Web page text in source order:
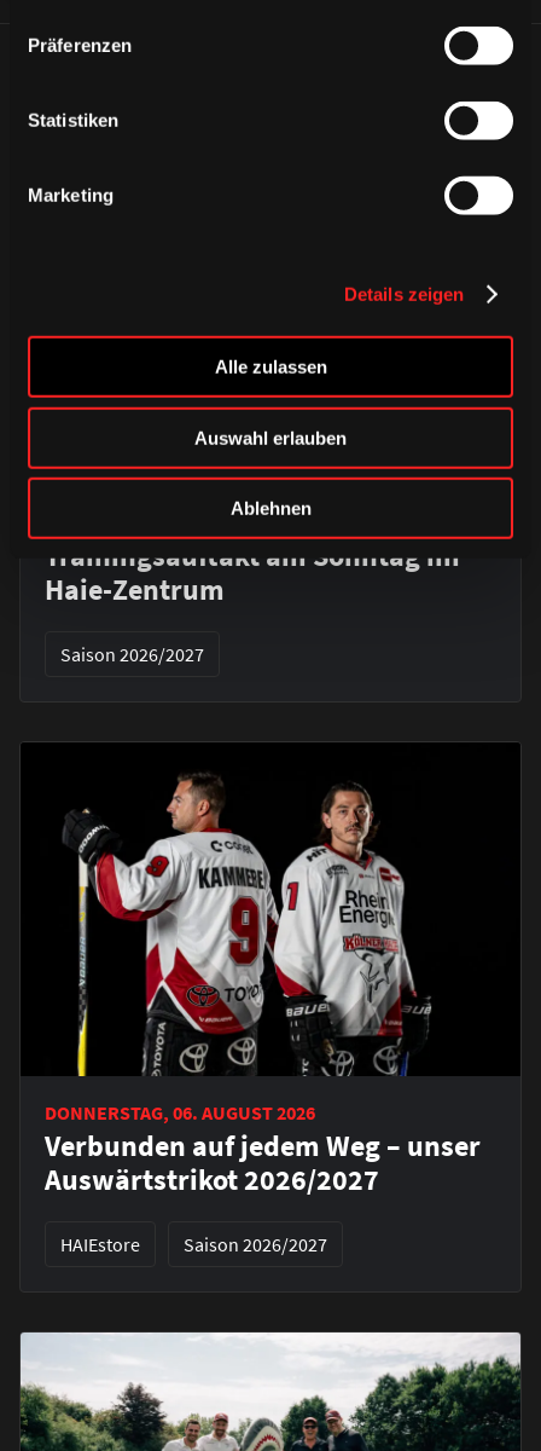
Präferenzen
Statistiken
Marketing
Details zeigen
Alle zulassen
Auswahl erlauben
Ablehnen
DONNERSTAG, 06. AUGUST 2026
Alle Infos zum öffentlichen
Trainingsauftakt am Sonntag im
Haie-Zentrum
Saison 2026/2027
DONNERSTAG, 06. AUGUST 2026
Verbunden auf jedem Weg – unser
Auswärtstrikot 2026/2027
HAIEstore Saison 2026/2027